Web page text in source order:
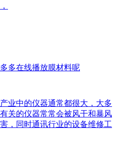
多在线播放膜材料呢
业中的仪器通常都很大，大多
有关的仪器常常会被风干和暴风
，同时通讯行业的设备维修工